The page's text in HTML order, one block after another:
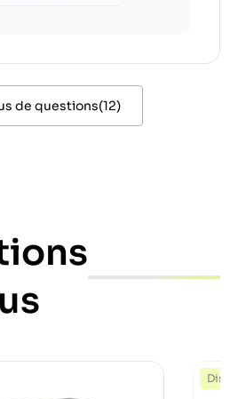
de questions(12)